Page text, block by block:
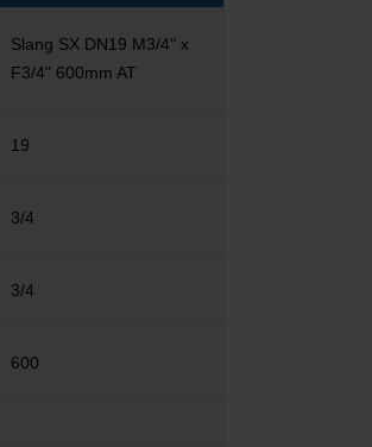
Slang SX DN19 M3/4" x
F3/4" 600mm AT
19
3/4
3/4
600